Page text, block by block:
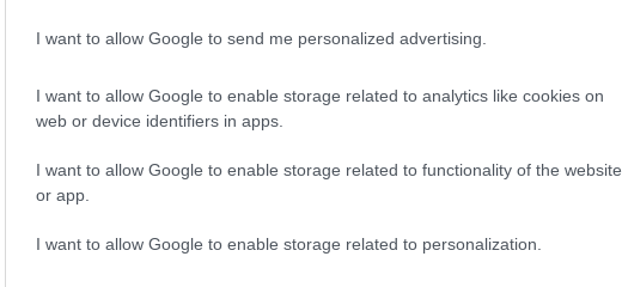
I want to allow Google to send me personalized advertising.
I want to allow Google to enable storage related to analytics like cookies on
web or device identifiers in apps.
I want to allow Google to enable storage related to functionality of the website
or app.
I want to allow Google to enable storage related to personalization.